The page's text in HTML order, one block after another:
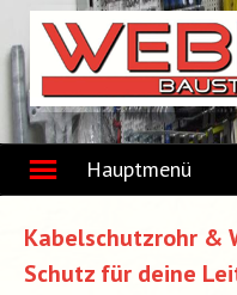
content
Hauptmenü
Kabelschutzrohr &
Schutz für deine